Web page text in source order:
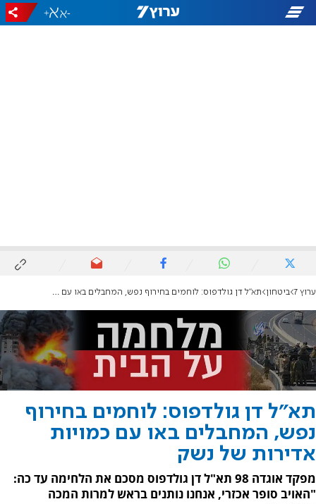
-
+
ערוץ 7 ביטחון תא"ל דן גולדפוס: לוחמים בחירוף נפש, המחבלים באו עם כמויות אדירות של נשק
תא"ל דן גולדפוס: לוחמים בחירוף
נפש, המחבלים באו עם כמויות
אדירות של נשק
מפקד אוגדה 98 תא"ל דן גולדפוס מסכם את הלחימה עד כה:
"האויב סופר אכזרי, אנחנו נותנים בראש למרות המכה